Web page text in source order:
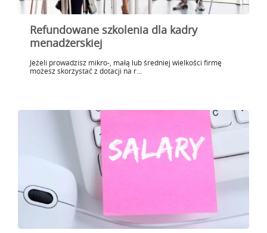
Refundowane szkolenia dla kadry
menadżerskiej
Jeżeli prowadzisz mikro-, małą lub średniej wielkości firmę
możesz skorzystać z dotacji na r...